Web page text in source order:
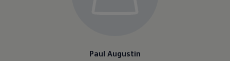
Paul Augustin